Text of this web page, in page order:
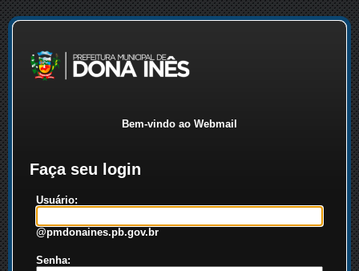
Bem-vindo ao Webmail
Faça seu login
Usuário:
@pmdonaines.pb.gov.br
Senha: